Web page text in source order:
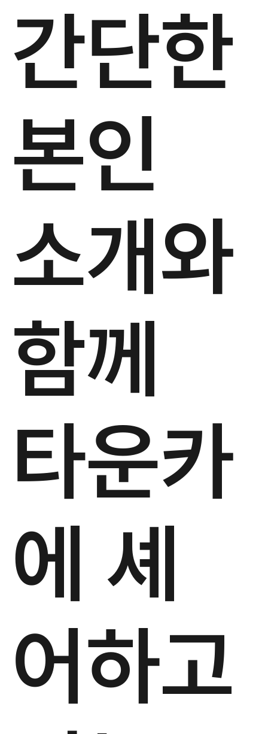
간단한
본인
소개와
함께
타운카
에 셰
어하고